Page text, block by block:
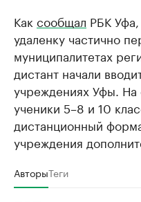
Как сообщал РБК
удаленку частично
муниципалитетах
дистант начали
учреждениях Уфы.
ученики 5–8 и 10
дистанционный
учреждения
АвторыТеги